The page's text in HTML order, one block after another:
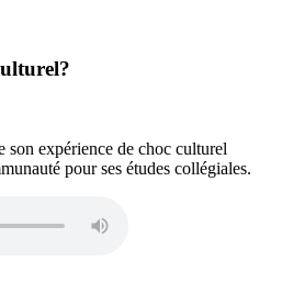
son expérience de choc culturel
pour ses études collégiales.